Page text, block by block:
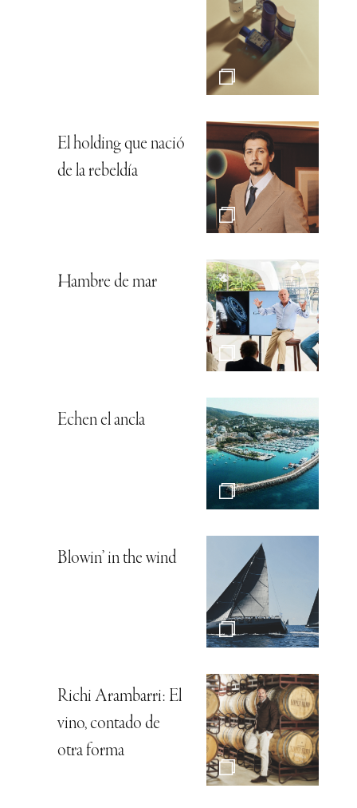
El holding que nació
de la rebeldía
Hambre de mar
Echen el ancla
Blowin’ in the wind
Richi Arambarri: El
vino, contado de
otra forma